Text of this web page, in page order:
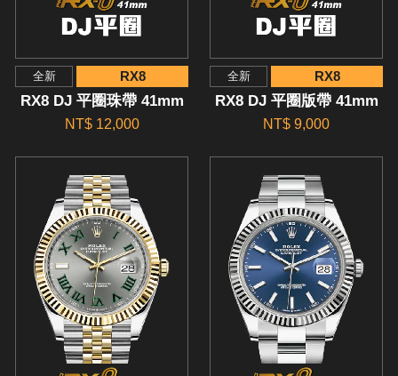
全新 RX8
RX8 DJ 平圈珠帶 41mm
NT$ 12,000
全新 RX8
RX8 DJ 平圈版帶 41mm
NT$ 9,000